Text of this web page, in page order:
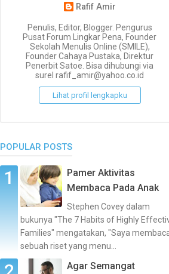
Rafif Amir
Penulis, Editor, Blogger. Pengurus
Pusat Forum Lingkar Pena, Founder
Sekolah Menulis Online (SMILE),
Founder Cahaya Pustaka, Direktur
Penerbit Satoe. Bisa dihubungi via
surel rafif_amir@yahoo.co.id
Lihat profil lengkapku
POPULAR POSTS
Pamer Aktivitas
Membaca Pada Anak
Stephen Covey dalam
bukunya "The 7 Habits of Highly
Families" mengatakan, "Saya
sebuah riset yang menu...
Agar Semangat